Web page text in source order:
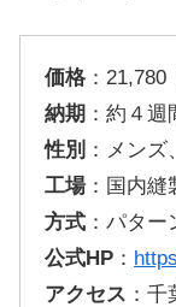
価格 ：
納期 ：約４週
性別 ：メン
工場：国内縫
方式 ：パタ
公式HP ：
アクセス ：